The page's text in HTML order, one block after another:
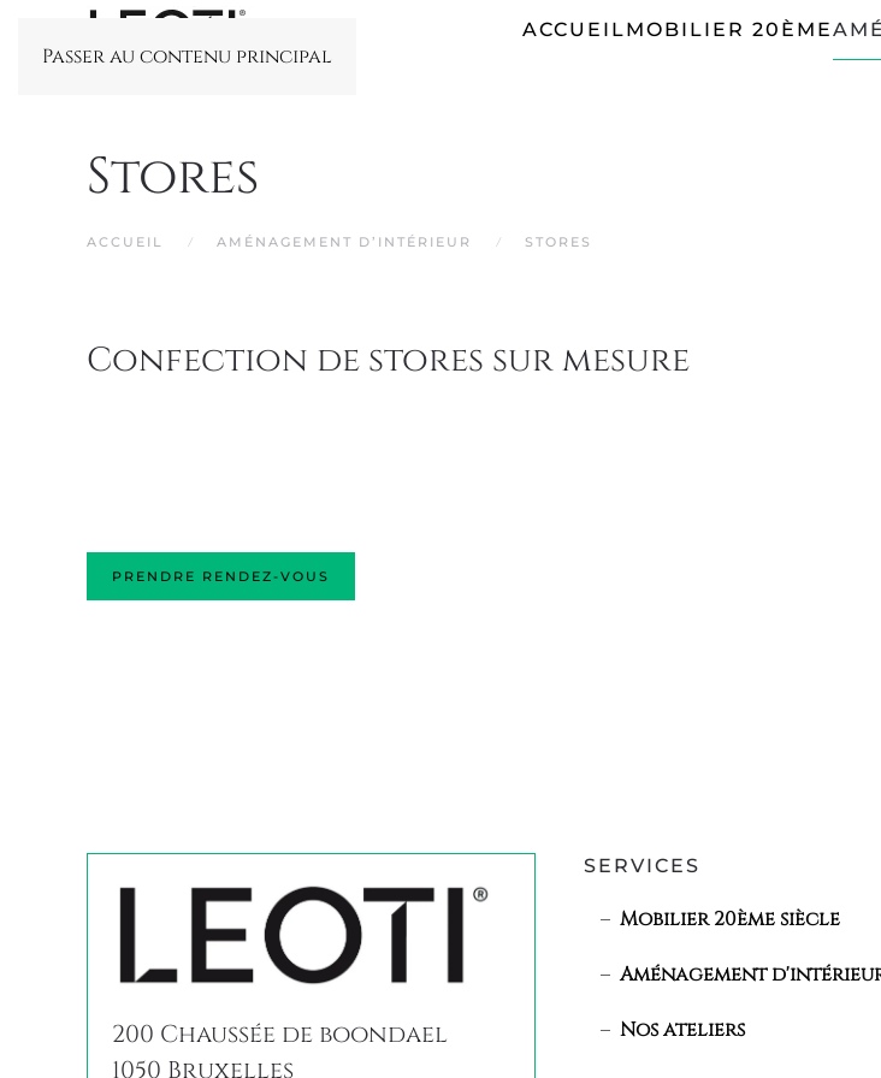
Passer au contenu principal
ACCUEILMOBILIER 20ÈME
Stores
ACCUEIL AMÉNAGEMENT D’INTÉRIEUR STORES
Confection de stores sur mesure
PRENDRE RENDEZ-VOUS
200 Chaussée de boondael
1050 Bruxelles
SERVICES
Mobilier 20ème siècle
Aménagement
Nos ateliers